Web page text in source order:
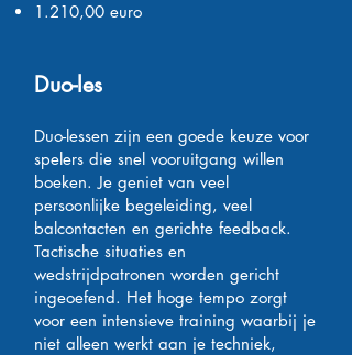
1.210,00 euro
Duo-les
Duo-lessen zijn een goede keuze voor
spelers die snel vooruitgang willen
boeken. Je geniet van veel
persoonlijke begeleiding, veel
balcontacten en gerichte feedback.
Tactische situaties en
wedstrijdpatronen worden gericht
ingeoefend. Het hoge tempo zorgt
voor een intensieve training waarbij je
niet alleen werkt aan je techniek,